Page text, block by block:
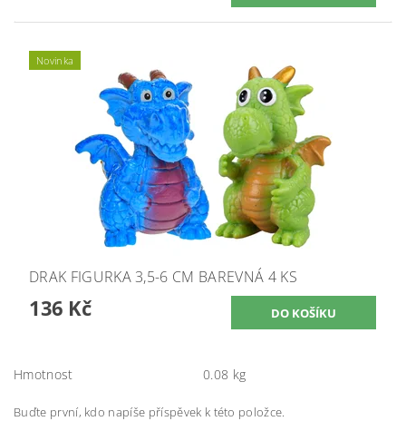
Novinka
DRAK FIGURKA 3,5-6 CM BAREVNÁ 4 KS
136 Kč
Hmotnost 0.08 kg
Buďte první, kdo napíše příspěvek k této položce.